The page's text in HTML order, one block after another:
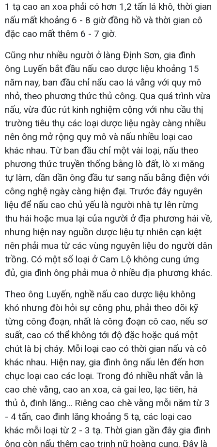
1 tạ cao an xoa phải có hơn 1,2 tấn lá khô, thời gian
nấu mất khoảng 6 - 8 giờ đồng hồ và thời gian cô
đặc cao mất thêm 6 - 7 giờ.
Cũng như nhiều người ở làng Định Sơn, gia đình
ông Luyến bắt đầu nấu cao dược liệu khoảng 15
năm nay, ban đầu chỉ nấu cao lá vằng với quy mô
nhỏ, theo phương thức thủ công. Qua quá trình vừa
nấu, vừa đúc rút kinh nghiệm cộng với nhu cầu thị
trường tiêu thụ các loại dược liệu ngày càng nhiều
nên ông mở rộng quy mô và nấu nhiều loại cao
khác nhau. Từ ban đầu chỉ một vài loại, nấu theo
phương thức truyền thống bằng lò đất, lò xi măng
tự làm, dần dần ông đầu tư sang nấu bằng điện với
công nghệ ngày càng hiện đại. Trước đây nguyên
liệu để nấu cao chủ yếu là người nhà tự lên rừng
thu hái hoặc mua lại của người ở địa phương hái về,
nhưng hiện nay nguồn dược liệu tự nhiên cạn kiệt
nên phải mua từ các vùng nguyên liệu do người dân
trồng. Có một số loại ở Cam Lộ không cung ứng
đủ, gia đình ông phải mua ở nhiều địa phương khác.
Theo ông Luyến, nghề nấu cao dược liệu không
khó nhưng đòi hỏi sự công phu, phải theo dõi kỹ
từng công đoạn, nhất là công đoạn cô cao, nếu sơ
suất, cao có thể không tới độ đặc hoặc quá một
chút là bị cháy. Mỗi loại cao có thời gian nấu và cô
khác nhau. Hiện nay, gia đình ông nấu lên đến hơn
chục loại cao các loại. Trong đó nhiều nhất vẫn là
cao chè vằng, cao an xoa, cà gai leo, lạc tiên, hà
thủ ô, đinh lăng… Riêng cao chè vằng mỗi năm từ 3
- 4 tấn, cao đinh lăng khoảng 5 tạ, các loại cao
khác mỗi loại từ 2 - 3 tạ. Thời gian gần đây gia đình
ông còn nấu thêm cao trinh nữ hoàng cung. Đây là